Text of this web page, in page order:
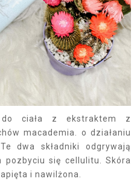
do ciała z ekstraktem z
macademia. o działaniu
dwa składniki odgrywają
pozbyciu się cellulitu. Skóra
i nawilżona.